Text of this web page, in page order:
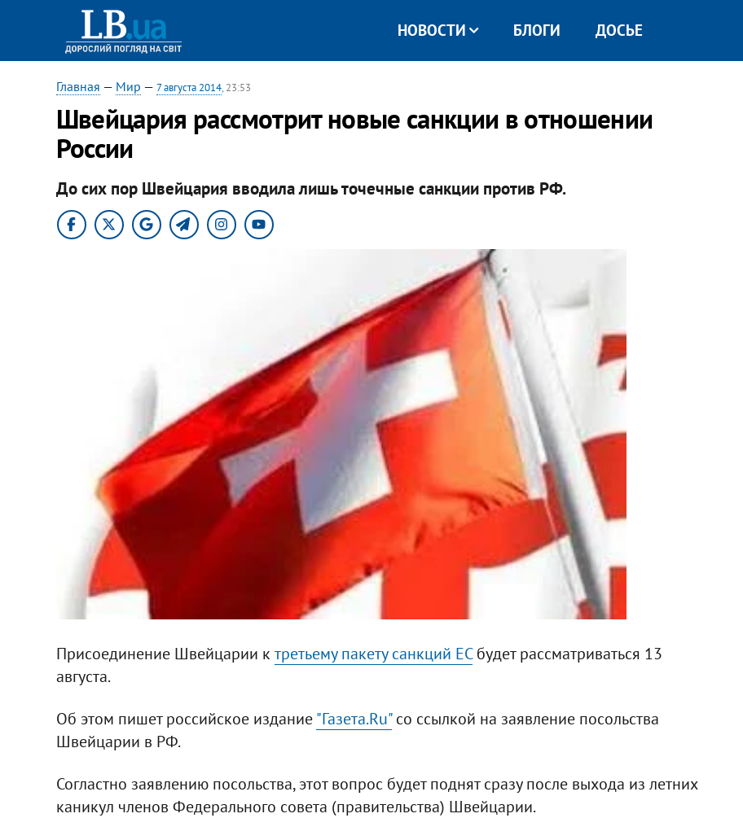
НОВОСТИ БЛОГИ ДОСЬЕ
Главная — Мир — 7 августа 2014, 23:53
Швейцария рассмотрит новые санкции в отношении
России
До сих пор Швейцария вводила лишь точечные санкции против РФ.
Присоединение Швейцарии к третьему пакету санкций ЕСбудет рассматриваться 13
августа.
Об этом пишет российское издание"Газета.Ru"со ссылкой на заявление посольства
Швейцарии в РФ.
Согластно заявлению посольства, этот вопрос будет поднят сразу после выхода из летних
каникул членов Федерального совета (правительства) Швейцарии.